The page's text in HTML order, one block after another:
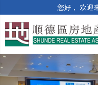
您好， 欢迎